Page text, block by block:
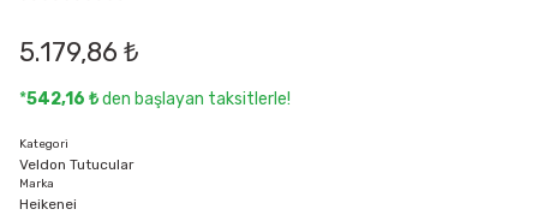
5.179,86 ₺
*542,16 ₺den başlayan taksitlerle!
Kategori
Veldon Tutucular
Marka
Heikenei